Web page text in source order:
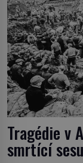
Tragédie v
smrtící